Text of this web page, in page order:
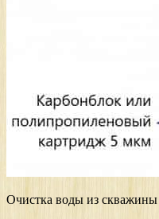
Очистка воды из